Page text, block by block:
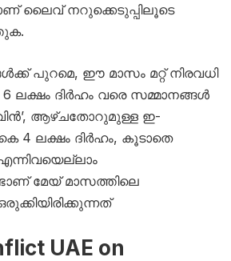
ലൈവ് നറുക്കെടുപ്പിലൂടെ
പുറമെ, ഈ മാസം മറ്റ് നിരവധി
ദിര്‍ഹം വരെ സമ്മാനങ്ങള്‍
ആഴ്ചതോറുമുള്ള ഇ-
4 ലക്ഷം ദിര്‍ഹം, കൂടാതെ
മേയ് മാസത്തിലെ
UAE on